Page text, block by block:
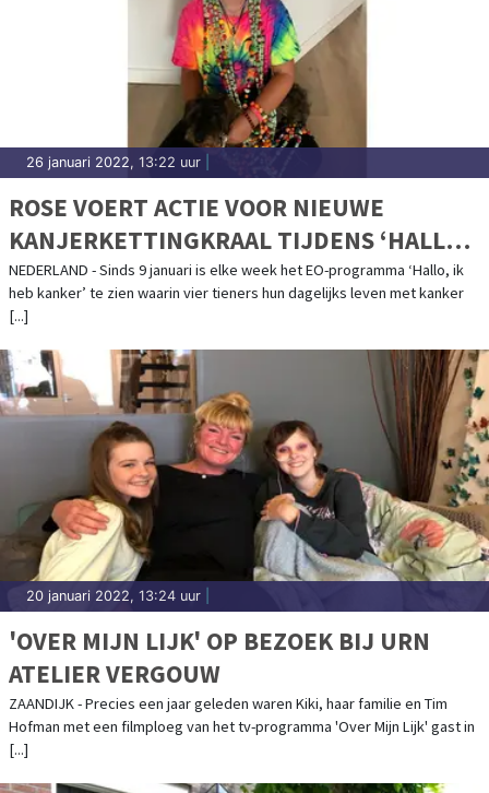
26 januari 2022, 13:22 uur
ROSE VOERT ACTIE VOOR NIEUWE
KANJERKETTINGKRAAL TIJDENS ‘HALLO,
IK HEB KANKER’
NEDERLAND - Sinds 9 januari is elke week het EO-programma ‘Hallo, ik
heb kanker’ te zien waarin vier tieners hun dagelijks leven met kanker
[...]
20 januari 2022, 13:24 uur
'OVER MIJN LIJK' OP BEZOEK BIJ URN
ATELIER VERGOUW
ZAANDIJK - Precies een jaar geleden waren Kiki, haar familie en Tim
Hofman met een filmploeg van het tv-programma 'Over Mijn Lijk' gast in
[...]